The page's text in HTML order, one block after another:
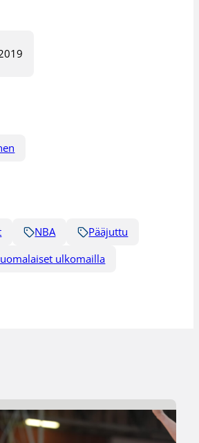
NBA
Pääjuttu
ulkomailla